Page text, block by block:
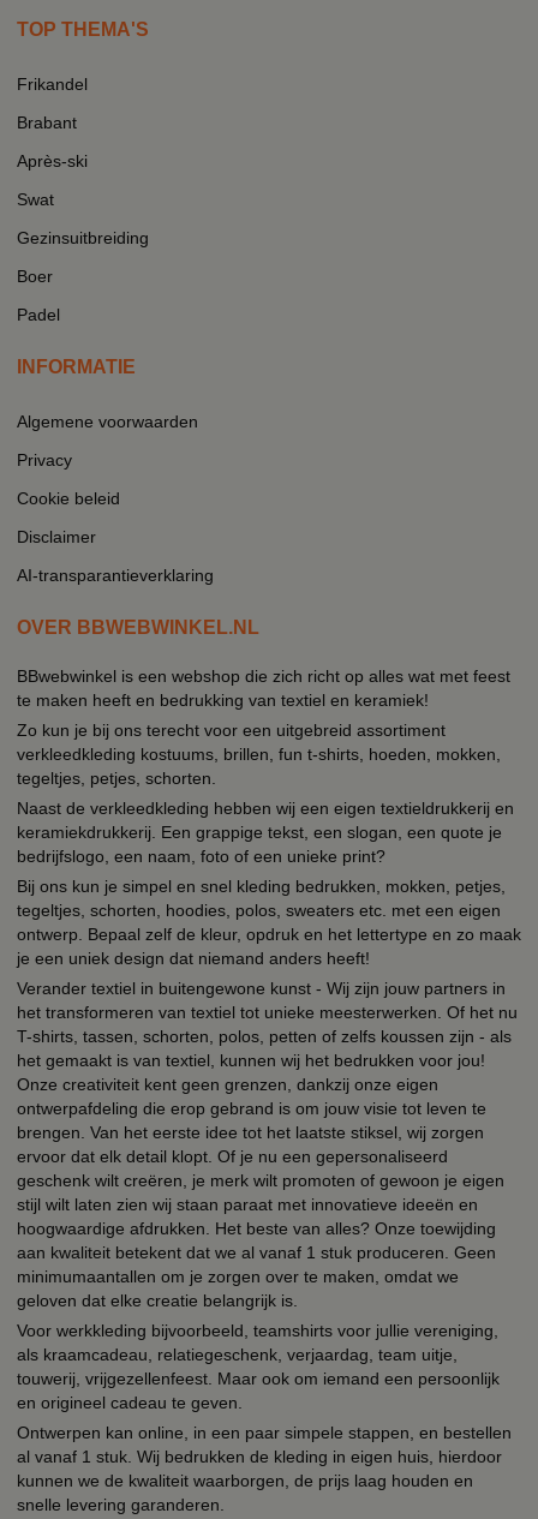
TOP THEMA'S
Frikandel
Brabant
Après-ski
Swat
Gezinsuitbreiding
Boer
Padel
INFORMATIE
Algemene voorwaarden
Privacy
Cookie beleid
Disclaimer
AI-transparantieverklaring
OVER BBWEBWINKEL.NL
BBwebwinkel is een webshop die zich richt op alles wat met feest
te maken heeft en bedrukking van textiel en keramiek!
Zo kun je bij ons terecht voor een uitgebreid assortiment
verkleedkleding kostuums, brillen, fun t-shirts, hoeden, mokken,
tegeltjes, petjes, schorten.
Naast de verkleedkleding hebben wij een eigen textieldrukkerij en
keramiekdrukkerij. Een grappige tekst, een slogan, een quote je
bedrijfslogo, een naam, foto of een unieke print?
Bij ons kun je simpel en snel kleding bedrukken, mokken, petjes,
tegeltjes, schorten, hoodies, polos, sweaters etc. met een eigen
ontwerp. Bepaal zelf de kleur, opdruk en het lettertype en zo maak
je een uniek design dat niemand anders heeft!
Verander textiel in buitengewone kunst - Wij zijn jouw partners in
het transformeren van textiel tot unieke meesterwerken. Of het nu
T-shirts, tassen, schorten, polos, petten of zelfs koussen zijn - als
het gemaakt is van textiel, kunnen wij het bedrukken voor jou!
Onze creativiteit kent geen grenzen, dankzij onze eigen
ontwerpafdeling die erop gebrand is om jouw visie tot leven te
brengen. Van het eerste idee tot het laatste stiksel, wij zorgen
ervoor dat elk detail klopt. Of je nu een gepersonaliseerd
geschenk wilt creëren, je merk wilt promoten of gewoon je eigen
stijl wilt laten zien wij staan paraat met innovatieve ideeën en
hoogwaardige afdrukken. Het beste van alles? Onze toewijding
aan kwaliteit betekent dat we al vanaf 1 stuk produceren. Geen
minimumaantallen om je zorgen over te maken, omdat we
geloven dat elke creatie belangrijk is.
Voor werkkleding bijvoorbeeld, teamshirts voor jullie vereniging,
als kraamcadeau, relatiegeschenk, verjaardag, team uitje,
touwerij, vrijgezellenfeest. Maar ook om iemand een persoonlijk
en origineel cadeau te geven.
Ontwerpen kan online, in een paar simpele stappen, en bestellen
al vanaf 1 stuk. Wij bedrukken de kleding in eigen huis, hierdoor
kunnen we de kwaliteit waarborgen, de prijs laag houden en
snelle levering garanderen.